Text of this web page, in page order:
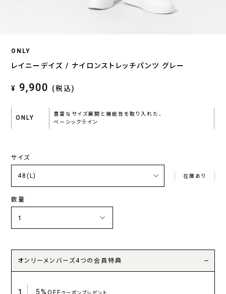
ONLY
レイニーデイズ / ナイロンストレッチパンツ グレー
¥ 9,900 (税込)
ONLY
豊富なサイズ展開と機能性を取り入れた、
ベーシックライン
サイズ
在庫あり
数量
オンリーメンバーズ4つの会員特典
5%